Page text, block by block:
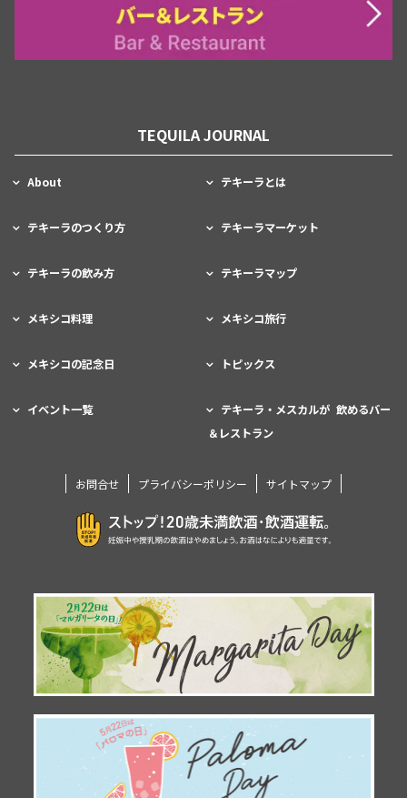
TEQUILA JOURNAL
About テキーラとは
テキーラのつくり方 テキーラマーケット
テキーラの飲み方 テキーラマップ
メキシコ料理 メキシコ旅行
メキシコの記念日 トピックス
イベント一覧
テキーラ・メスカルが 飲めるバー
＆レストラン
お問合せ プライバシーポリシー サイトマップ